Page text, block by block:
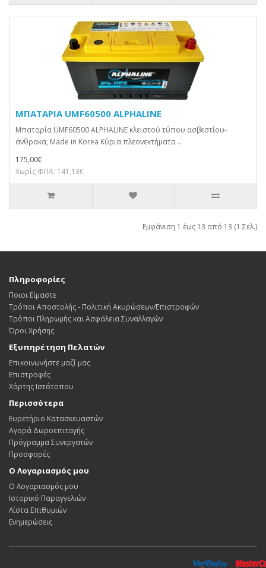
ΜΠΑΤΑΡΙΑ UMF60500 ALPHALINE
Μπαταρία UMF60500 ALPHALINE κλειστού τύπου ασβεστίου-
άνθρακα, Made in Korea Κύρια πλεονεκτήματα ..
175,00€
Χωρίς ΦΠΑ: 141,13€
Εμφάνιση 1 έως 13 από 13 (1 Σελ.)
Πληροφορίες
Ποιοι Είμαστε
Τρόποι Αποστολής - Πολιτική Ακυρώσεων/Επιστροφών
Τρόποι Πληρωμής και Ασφάλεια Συναλλαγών
Όροι Χρήσης
Εξυπηρέτηση Πελατών
Επικοινωνήστε μαζί μας
Επιστροφές
Χάρτης Ιστότοπου
Περισσότερα
Ευρετήριο Κατασκευαστών
Αγορά Δωροεπιταγής
Πρόγραμμα Συνεργατών
Προσφορές
Ο Λογαριασμός μου
Ο Λογαριασμός μου
Ιστορικό Παραγγελιών
Λίστα Επιθυμιών
Ενημερώσεις